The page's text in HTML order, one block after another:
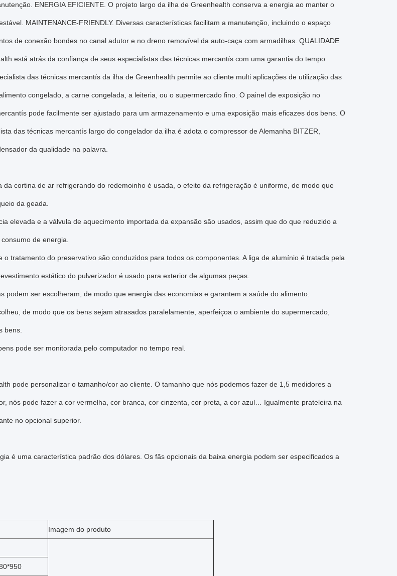
ENERGIA EFICIENTE. O projeto largo da ilha de Greenhealth conserva a energia ao manter o
MAINTENANCE-FRIENDLY. Diversas características facilitam a manutenção, incluindo o espaço
de conexão bondes no canal adutor e no dreno removível da auto-caça com armadilhas. QUALIDADE
está atrás da confiança de seus especialistas das técnicas mercantís com uma garantia do tempo
das técnicas mercantís da ilha de Greenhealth permite ao cliente multi aplicações de utilização das
congelado, a carne congelada, a leiteria, ou o supermercado fino. O painel de exposição no
pode facilmente ser ajustado para um armazenamento e uma exposição mais eficazes dos bens. O
das técnicas mercantís largo do congelador da ilha é adota o compressor de Alemanha BITZER,
da qualidade na palavra.
da cortina de ar refrigerando do redemoinho é usada, o efeito da refrigeração é uniforme, de modo que
da geada.
elevada e a válvula de aquecimento importada da expansão são usados, assim que do que reduzido a
de energia.
o tratamento do preservativo são conduzidos para todos os componentes. A liga de alumínio é tratada pela
estático do pulverizador é usado para exterior de algumas peças.
podem ser escolheram, de modo que energia das economias e garantem a saúde do alimento.
de modo que os bens sejam atrasados paralelamente, aperfeiçoa o ambiente do supermercado,
bens.
pode ser monitorada pelo computador no tempo real.
pode personalizar o tamanho/cor ao cliente. O tamanho que nós podemos fazer de 1,5 medidores a
nós pode fazer a cor vermelha, cor branca, cor cinzenta, cor preta, a cor azul… Igualmente prateleira na
no opcional superior.
é uma característica padrão dos dólares. Os fãs opcionais da baixa energia podem ser especificados a
Imagem do produto